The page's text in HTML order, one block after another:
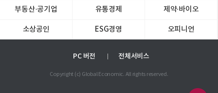
부동산·공기업 유통경제 제약∙바이오
소상공인 ESG경영 오피니언
PC 버전 전체서비스
Copyright (c) Global Economic. All rights reserved.